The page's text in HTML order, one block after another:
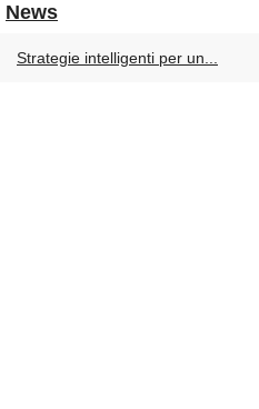
News
Strategie intelligenti per un...